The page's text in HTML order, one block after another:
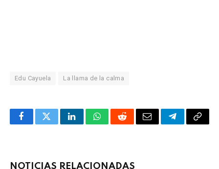
Edu Cayuela La llama de la calma
FacebookTwitterLinkedInWhatsAppRedditCorreoTelegrama
NOTICIAS RELACIONADAS